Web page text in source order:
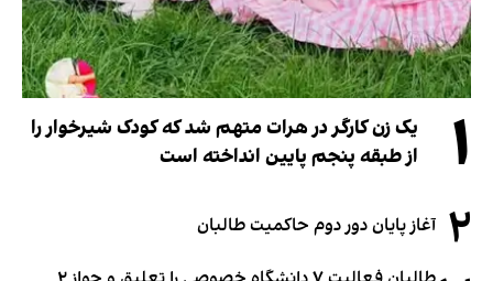
۱
یک زن کارگر در هرات متهم شد که کودک شیرخوار را
از طبقه پنجم پایین انداخته است
۲ آغاز پایان دور دوم حاکمیت طالبان